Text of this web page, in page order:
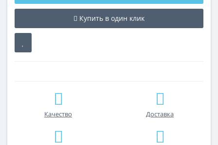
Купить в один клик
Качество Доставка